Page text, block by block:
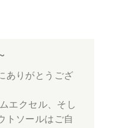
ありがとうござ
エクセル、そし
トソールはご自